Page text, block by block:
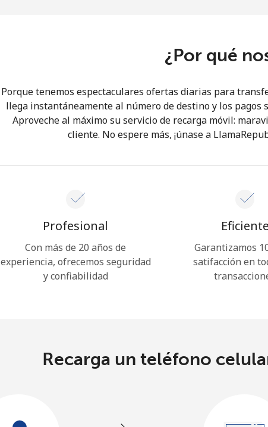
Inicia sesión o
o
¿Por qué
Porque tenemos espectaculares ofertas diarias para
llega instantáneamente al número de destino y los pagos
Aproveche al máximo su servicio de recarga móvil:
cliente. No espere más, ¡únase a
Profesional
Con más de 20 años de
experiencia, ofrecemos seguridad
y confiabilidad
Eficiente
Garantizamos
satifacción en
Recarga un teléfono